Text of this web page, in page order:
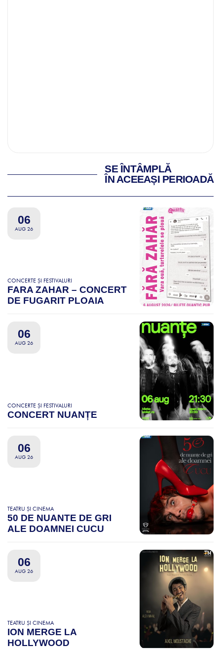
SE ÎNTÂMPLĂ
ÎN ACEEAȘI PERIOADĂ
06
AUG 26
CONCERTE ȘI FESTIVALURI
FARA ZAHAR – CONCERT
DE FUGARIT PLOAIA
06
AUG 26
CONCERTE ȘI FESTIVALURI
CONCERT NUANȚE
06
AUG 26
TEATRU ȘI CINEMA
50 DE NUANTE DE GRI
ALE DOAMNEI CUCU
06
AUG 26
TEATRU ȘI CINEMA
ION MERGE LA
HOLLYWOOD